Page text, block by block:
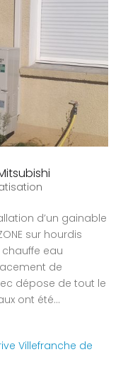
d’un gainable
sur hourdis
chauffe eau
de
dépose de tout le
ont été...